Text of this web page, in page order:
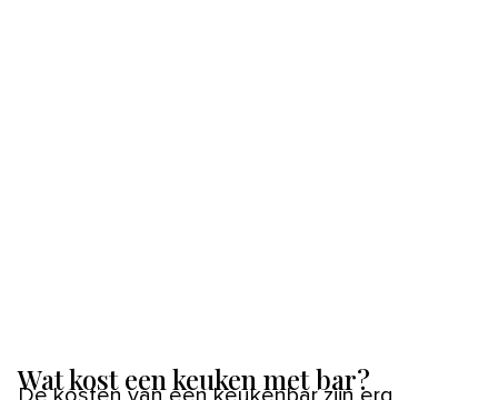
Wat kost een keuken met bar?
De kosten van een keukenbar zijn erg